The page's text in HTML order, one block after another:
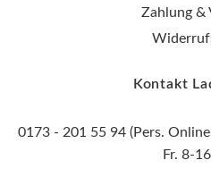
Zahlung &
Kontakt
0173 - 201 55 94 (Pers.
Fr. 8-